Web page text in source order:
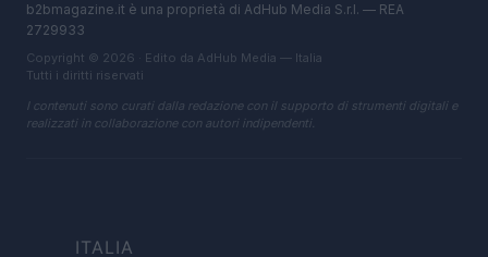
b2bmagazine.it è una proprietà di AdHub Media S.r.l. — REA
2729933
Copyright © 2026 · Edito da AdHub Media — Italia
Tutti i diritti riservati
I contenuti sono curati dalla redazione con il supporto di strumenti digitali e
realizzati in collaborazione con autori indipendenti.
ITALIA